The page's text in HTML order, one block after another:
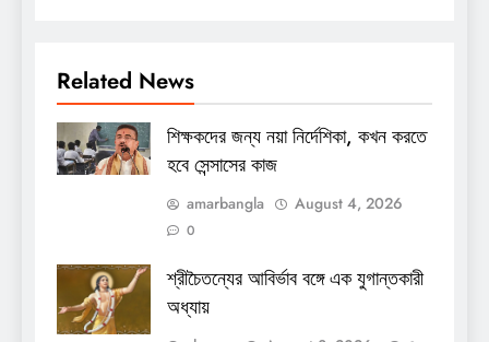
Related News
শিক্ষকদের জন্য নয়া নির্দেশিকা, কখন করতে
হবে সেন্সাসের কাজ
amarbangla August 4, 2026
0
শ্রীচৈতন্যের আবির্ভাব বঙ্গে এক যুগান্তকারী
অধ্যায়